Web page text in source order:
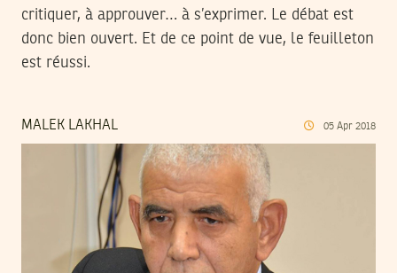
critiquer, à approuver… à s’exprimer. Le débat est
donc bien ouvert. Et de ce point de vue, le feuilleton
est réussi.
MALEK LAKHAL 05 Apr 2018